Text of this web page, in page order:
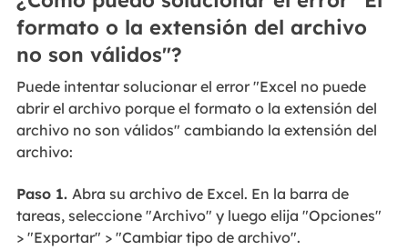
formato o la extensión del archivo
no son válidos"?
Puede intentar solucionar el error "Excel no puede
abrir el archivo porque el formato o la extensión del
archivo no son válidos" cambiando la extensión del
archivo:
Paso 1. Abra su archivo de Excel. En la barra de
tareas, seleccione "Archivo" y luego elija "Opciones"
> "Exportar" > "Cambiar tipo de archivo".